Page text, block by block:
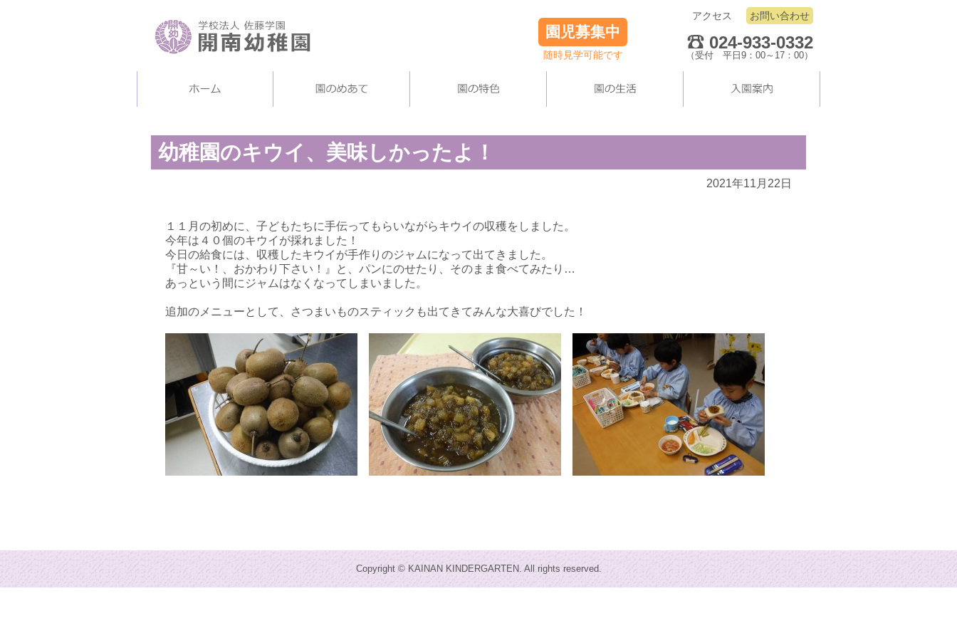
園児募集中
随時見学可能です
アクセス お問い合わせ
024-933-0332
（受付 平日9：00～17：00）
幼稚園のキウイ、美味しかったよ！
2021年11月22日
１１月の初めに、子どもたちに手伝ってもらいながらキウイの収穫をしました。
今年は４０個のキウイが採れました！
今日の給食には、収穫したキウイが手作りのジャムになって出てきました。
『甘～い！、おかわり下さい！』と、パンにのせたり、そのまま食べてみたり…
あっという間にジャムはなくなってしまいました。
追加のメニューとして、さつまいものスティックも出てきてみんな大喜びでした！
Copyright © KAINAN KINDERGARTEN. All rights reserved.